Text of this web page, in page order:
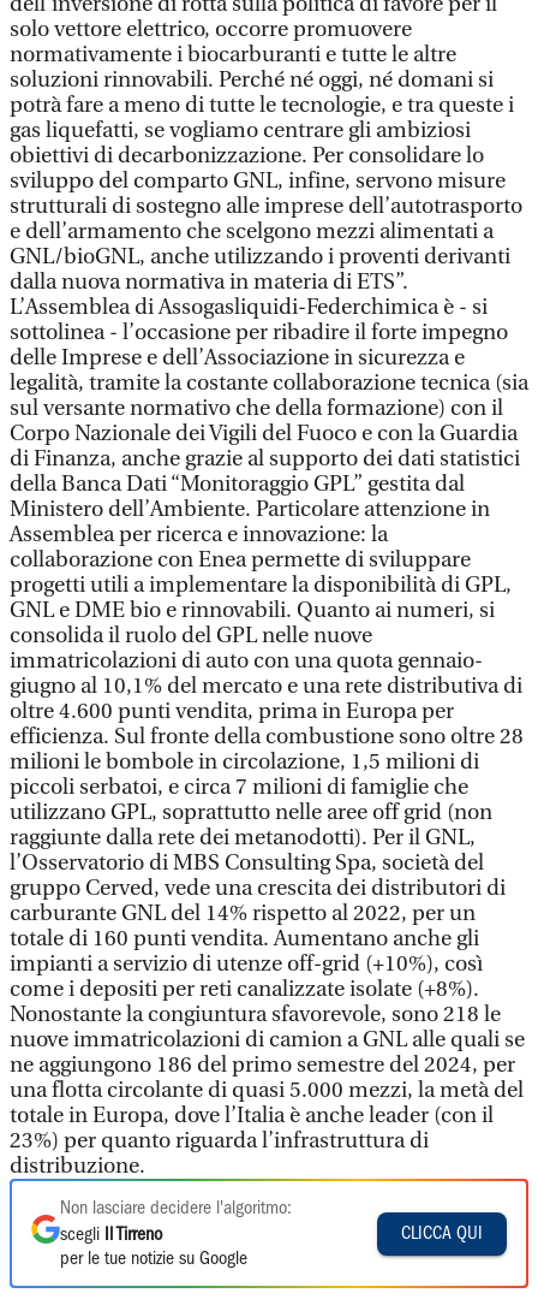
solo vettore elettrico, occorre promuovere
normativamente i biocarburanti e tutte le altre
soluzioni rinnovabili. Perché né oggi, né domani si
potrà fare a meno di tutte le tecnologie, e tra queste i
gas liquefatti, se vogliamo centrare gli ambiziosi
obiettivi di decarbonizzazione. Per consolidare lo
sviluppo del comparto GNL, infine, servono misure
strutturali di sostegno alle imprese dell’autotrasporto
e dell’armamento che scelgono mezzi alimentati a
GNL/bioGNL, anche utilizzando i proventi derivanti
dalla nuova normativa in materia di ETS”.
L’Assemblea di Assogasliquidi-Federchimica è - si
sottolinea - l’occasione per ribadire il forte impegno
delle Imprese e dell’Associazione in sicurezza e
legalità, tramite la costante collaborazione tecnica (sia
sul versante normativo che della formazione) con il
Corpo Nazionale dei Vigili del Fuoco e con la Guardia
di Finanza, anche grazie al supporto dei dati statistici
della Banca Dati “Monitoraggio GPL” gestita dal
Ministero dell’Ambiente. Particolare attenzione in
Assemblea per ricerca e innovazione: la
collaborazione con Enea permette di sviluppare
progetti utili a implementare la disponibilità di GPL,
GNL e DME bio e rinnovabili. Quanto ai numeri, si
consolida il ruolo del GPL nelle nuove
immatricolazioni di auto con una quota gennaio-
giugno al 10,1% del mercato e una rete distributiva di
oltre 4.600 punti vendita, prima in Europa per
efficienza. Sul fronte della combustione sono oltre 28
milioni le bombole in circolazione, 1,5 milioni di
piccoli serbatoi, e circa 7 milioni di famiglie che
utilizzano GPL, soprattutto nelle aree off grid (non
raggiunte dalla rete dei metanodotti). Per il GNL,
l’Osservatorio di MBS Consulting Spa, società del
gruppo Cerved, vede una crescita dei distributori di
carburante GNL del 14% rispetto al 2022, per un
totale di 160 punti vendita. Aumentano anche gli
impianti a servizio di utenze off-grid (+10%), così
come i depositi per reti canalizzate isolate (+8%).
Nonostante la congiuntura sfavorevole, sono 218 le
nuove immatricolazioni di camion a GNL alle quali se
ne aggiungono 186 del primo semestre del 2024, per
una flotta circolante di quasi 5.000 mezzi, la metà del
totale in Europa, dove l’Italia è anche leader (con il
23%) per quanto riguarda l’infrastruttura di
distribuzione.
Non lasciare decidere l'algoritmo:
scegli
Il Tirreno
per le tue notizie su Google
CLICCA QUI